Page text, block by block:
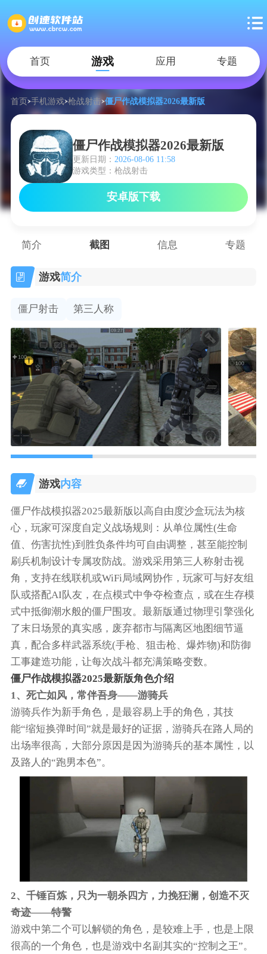
首页 游戏 应用 专题
首页 手机游戏 枪战射击 僵尸作战模拟器2026最新版
僵尸作战模拟器2026最新版
更新日期： 2026-08-06 11:58
游戏类型：枪战射击
安卓版下载
简介 截图 信息 专题
游戏简介
僵尸射击 第三人称
游戏内容
僵尸作战模拟器2025最新版以高自由度沙盒玩法为核
心，玩家可深度自定义战场规则：从单位属性(生命
值、伤害抗性)到胜负条件均可自由调整，甚至能控制
刷兵机制设计专属攻防战。游戏采用第三人称射击视
角，支持在线联机或WiFi局域网协作，玩家可与好友组
队或搭配AI队友，在点模式中争夺检查点，或在生存模
式中抵御潮水般的僵尸围攻。最新版通过物理引擎强化
了末日场景的真实感，废弃都市与隔离区地图细节逼
真，配合多样武器系统(手枪、狙击枪、爆炸物)和防御
工事建造功能，让每次战斗都充满策略变数。
僵尸作战模拟器2025最新版角色介绍
1、死亡如风，常伴吾身——游骑兵
游骑兵作为新手角色，是最容易上手的角色，其技
能“缩短换弹时间”就是最好的证据，游骑兵在路人局的
出场率很高，大部分原因是因为游骑兵的基本属性，以
及路人的“跑男本色”。
2、千锤百炼，只为一朝杀四方，力挽狂澜，创造不灭
奇迹——特警
游戏中第二个可以解锁的角色，是较难上手，也是上限
很高的一个角色，也是游戏中名副其实的“控制之王”。